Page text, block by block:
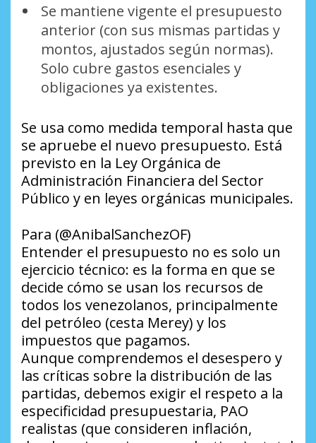
Se mantiene vigente el presupuesto
anterior (con sus mismas partidas y
montos, ajustados según normas).
Solo cubre gastos esenciales y
obligaciones ya existentes.
Se usa como medida temporal hasta que
se apruebe el nuevo presupuesto. Está
previsto en la Ley Orgánica de
Administración Financiera del Sector
Público y en leyes orgánicas municipales.
Para (@AnibalSanchezOF)
Entender el presupuesto no es solo un
ejercicio técnico: es la forma en que se
decide cómo se usan los recursos de
todos los venezolanos, principalmente
del petróleo (cesta Merey) y los
impuestos que pagamos.
Aunque comprendemos el desespero y
las críticas sobre la distribución de las
partidas, debemos exigir el respeto a la
especificidad presupuestaria, PAO
realistas (que consideren inflación,